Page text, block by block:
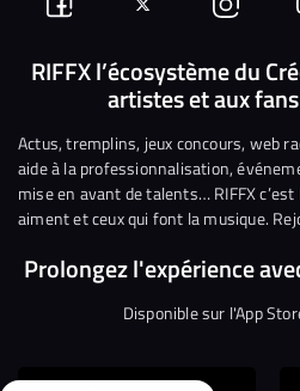
Suivez-
nous
Facebook
Suivez-
nous
sur
Twitter
Nous
sur
RIFFX l’écosystème du
artistes et aux
Actus, tremplins, jeux concours, web
aide à la professionnalisation,
mise en avant de talents… RIFFX
aiment et ceux qui font la musique.
Prolongez l'expérience
Disponible sur l'App